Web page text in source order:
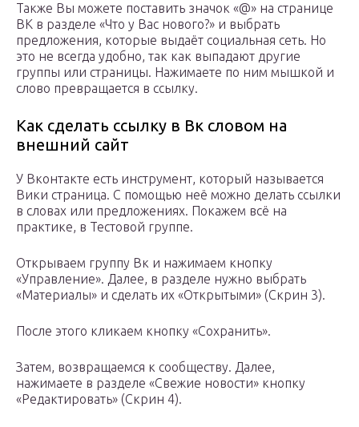
Также Вы можете поставить значок «@» на странице
ВК в разделе «Что у Вас нового?» и выбрать
предложения, которые выдаёт социальная сеть. Но
это не всегда удобно, так как выпадают другие
группы или страницы. Нажимаете по ним мышкой и
слово превращается в ссылку.
Как сделать ссылку в Вк словом на
внешний сайт
У Вконтакте есть инструмент, который называется
Вики страница. С помощью неё можно делать ссылки
в словах или предложениях. Покажем всё на
практике, в Тестовой группе.
Открываем группу Вк и нажимаем кнопку
«Управление». Далее, в разделе нужно выбрать
«Материалы» и сделать их «Открытыми» (Скрин 3).
После этого кликаем кнопку «Сохранить».
Затем, возвращаемся к сообществу. Далее,
нажимаете в разделе «Свежие новости» кнопку
«Редактировать» (Скрин 4).